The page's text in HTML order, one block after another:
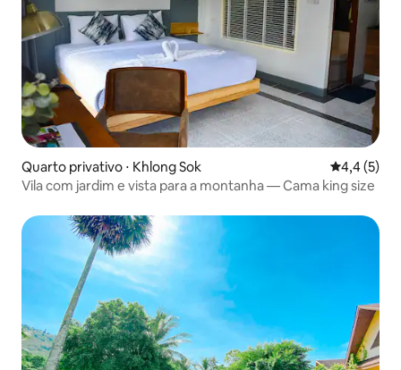
Quarto privativo ⋅ Khlong Sok 4,4 de
4,4 (5)
Vila com jardim e vista para a montanha — Cama king size